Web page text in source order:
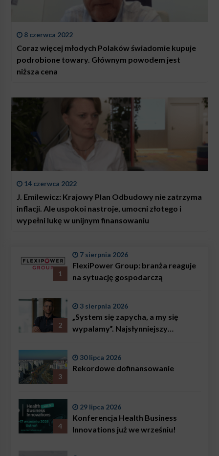
8 czerwca 2022
Coraz więcej młodych Polaków świadomie kupuje
podrobione towary. Głównym powodem jest
niższa cena
14 czerwca 2022
J. Emilewicz: Krajowy Plan Odbudowy nie zatrzyma
inflacji. Ale uspokoi nastroje, umocni złotego i
wypełni lukę w unijnym finansowaniu
1
7 sierpnia 2026
FlexiPower Group: branża reaguje
na sytuację gospodarczą
2
3 sierpnia 2026
„System się zapycha, a my się
wypalamy”. Najsłynniejszy
problemem są nie tylko choroby
3
30 lipca 2026
Rekordowe dofinansowanie
4
29 lipca 2026
Konferencja Health Business
Innovations już we wrześniu!